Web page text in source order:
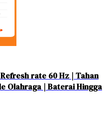
rate 60 Hz | Tahan
Olahraga | Baterai Hingga